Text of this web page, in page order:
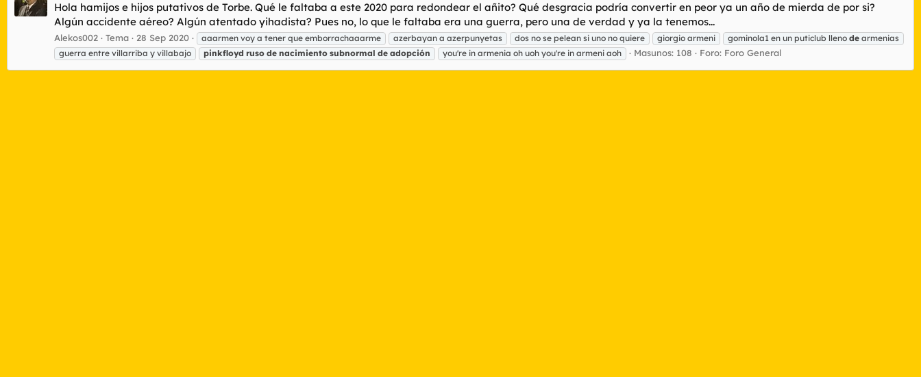
Hola hamijos e hijos putativos de Torbe. Qué le faltaba a este 2020 para redondear el añito? Qué desgracia podría convertir en peor ya un año de mierda de por si?
Algún accidente aéreo? Algún atentado yihadista? Pues no, lo que le faltaba era una guerra, pero una de verdad y ya la tenemos...
Alekos002 Tema 28 Sep 2020 aaarmen voy a tener que emborrachaaarme azerbayan a azerpunyetas dos no se pelean si uno no quiere giorgio armeni gominola1 en un puticlub lleno de armenias
guerra entre villarriba y villabajo
pinkfloyd ruso de nacimiento subnormal de adopción you're in armenia oh uoh you're in armeni aoh Masunos: 108 Foro: Foro General